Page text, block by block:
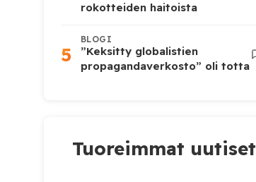
rokotteiden haitoista
5
BLOGI
”Keksitty globalistien
propagandaverkosto” oli totta
Tuoreimmat uutiset